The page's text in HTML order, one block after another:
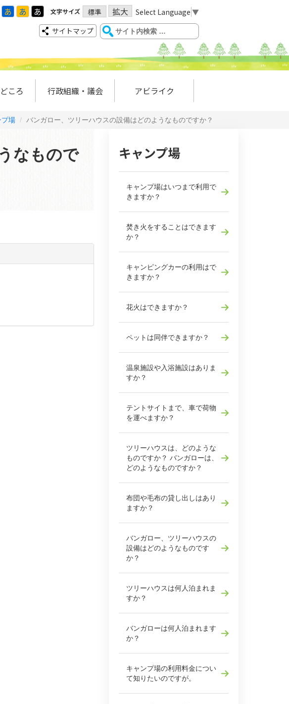
あ あ あ 文字サイズ 標準 拡大 Select Language ▼
サイトマップ
ころ 行政組織・議会 アビライク
プ場 バンガロー、ツリーハウスの設備はどのようなものですか？
なもので
キャンプ場
キャンプ場はいつまで利用で
きますか？
焚き火をすることはできます
か？
キャンピングカーの利用はで
きますか？
花火はできますか？
ペットは同伴できますか？
温泉施設や入浴施設はありま
すか？
テントサイトまで、車で荷物
を運べますか？
ツリーハウスは、どのような
ものですか？ バンガローは、
どのようなものですか？
布団や毛布の貸し出しはあり
ますか？
バンガロー、ツリーハウスの
設備はどのようなものです
か？
ツリーハウスは何人泊まれま
すか？
バンガローは何人泊まれます
か？
キャンプ場の利用料金につい
て知りたいのですが。